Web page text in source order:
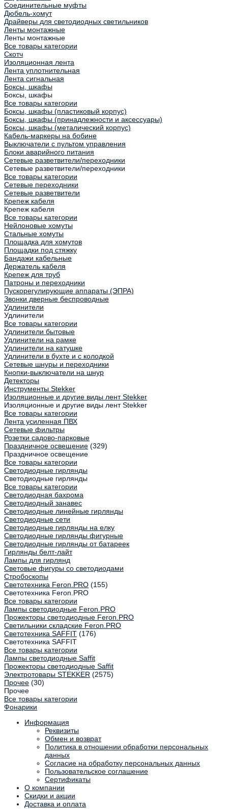
Соединительные муфты
Дюбель-хомут
Драйверы для светодиодных светильников
Ленты монтажные
Ленты монтажные
Все товары категории
Скотч
Изоляционная лента
Лента уплотнительная
Лента сигнальная
Боксы, шкафы
Боксы, шкафы
Все товары категории
Боксы, шкафы (пластиковый корпус)
Боксы, шкафы (принадлежности и аксессуары)
Боксы, шкафы (металический корпус)
Кабель-маркеры на бобине
Выключатели с пультом управления
Блоки аварийного питания
Сетевые разветвители/переходники
Сетевые разветвители/переходники
Все товары категории
Сетевые переходники
Сетевые разветвители
Крепеж кабеля
Крепеж кабеля
Все товары категории
Нейлоновые хомуты
Стальные хомуты
Площадка для хомутов
Площадки под стяжку
Бандажи кабельные
Держатель кабеля
Крепеж для труб
Патроны и переходники
Пускорегулирующие аппараты (ЭПРА)
Звонки дверные беспроводные
Удлинители
Удлинители
Все товары категории
Удлинители бытовые
Удлинители на рамке
Удлинители на катушке
Удлинители в бухте и с колодкой
Сетевые шнуры и переходники
Кнопки-выключатели на шнур
Детекторы
Инструменты Stekker
Изоляционные и другие виды лент Stekker
Изоляционные и другие виды лент Stekker
Все товары категории
Лента усиленная ПВХ
Сетевые фильтры
Розетки садово-парковые
Праздничное освещение (329)
Праздничное освещение
Все товары категории
Светодиодные гирлянды
Светодиодные гирлянды
Все товары категории
Светодиодная бахрома
Светодиодный занавес
Светодиодные линейные гирлянды
Светодиодные сети
Светодиодные гирлянды на елку
Светодиодные гирлянды фигурные
Светодиодные гирлянды от батареек
Гирлянды белт-лайт
Лампы для гирлянд
Световые фигуры со светодиодами
Стробоскопы
Светотехника Feron.PRO (155)
Светотехника Feron.PRO
Все товары категории
Лампы светодиодные Feron.PRO
Прожекторы светодиодные Feron.PRO
Светильники складские Feron.PRO
Светотехника SAFFIT (176)
Светотехника SAFFIT
Все товары категории
Лампы светодиодные Saffit
Прожекторы светодиодные Saffit
Электротовары STEKKER (2575)
Прочее (30)
Прочее
Все товары категории
Фонарики
Информация
Реквизиты
Обмен и возврат
Политика в отношении обработки персональных
данных
Согласие на обработку персональных данных
Пользовательское соглашение
Сертификаты
О компании
Скидки и акции
Доставка и оплата